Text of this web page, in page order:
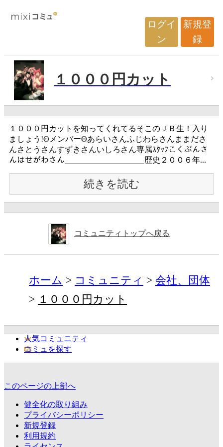
ログイ
ン
新規登
録
１０００円カット
１０００円カットを知ってくれてるそこのＪＢ生！入り
ましょう!ΘメンバーΘあらいさんふじわらさんままださ
んさとうさんすずきさんいしろさん専属ｽﾀｯﾌこくぶんさ
んはせがわさん＿＿＿＿＿＿＿＿＿＿歴史２００６年...
続きを読む
コミュニティトップへ戻る
ホーム コミュニティ
会社、団体
１０００円カット
人気コミュニティ
コミュを探す
このページの上部へ
健全化の取り組み
プライバシーポリシー
新規登録
利用規約